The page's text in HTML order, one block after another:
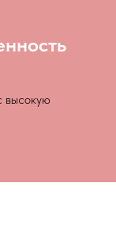
высокую